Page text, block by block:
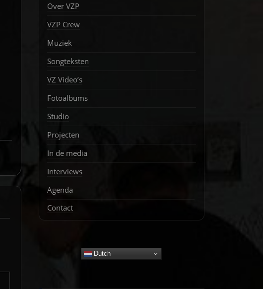
Over VZP
VZP Crew
Muziek
Songteksten
VZ Video’s
Fotoalbums
Studio
Projecten
In de media
Interviews
Agenda
Contact
Dutch